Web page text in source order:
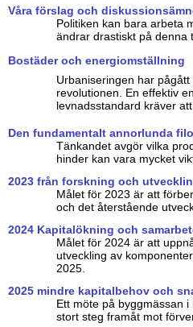
Våra förslag och
Politiken kan bara arbeta
ändrar drastiskt på denna
Bostäder och energiomställning
Urbaniseringen har
revolutionen. En effektiv
levnadsstandard kräver
Den fundamentalt annorlunda
Tänkandet avgör vilka
hinder kan vara mycket
2023 från forskning och
Målet för 2023 är att
och det återstående
2024 Kapitalökning och
Målet för 2024 är att
utveckling av
2025.
2025 mindre kapitalbehov och
Ett möte på byggmässan
stort steg framåt mot